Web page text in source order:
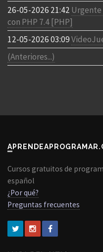
26-05-2026 21:42 Urgente
con PHP 7.4 [PHP]
12-05-2026 03:09
(Anteriores...)
Cursos gratuitos de
español
¿Por qué?
Preguntas frecuentes